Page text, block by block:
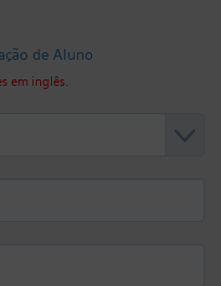
de Aluno
em inglês.